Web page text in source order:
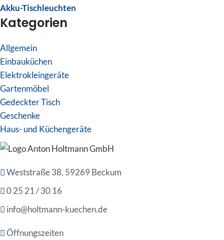
Akku-Tischleuchten
Kategorien
Allgemein
Einbauküchen
Elektrokleingeräte
Gartenmöbel
Gedeckter Tisch
Geschenke
Haus- und Küchengeräte
Weststraße 38, 59269 Beckum
0 25 21 / 30 16
info@holtmann-kuechen.de
Öffnungszeiten